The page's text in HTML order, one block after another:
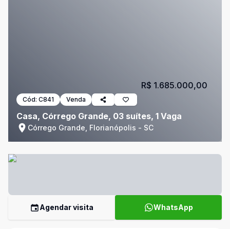
Cód: C841 Venda
Casa, Córrego Grande, 03 suítes, 1 Vaga
Córrego Grande, Florianópolis - SC
R$ 1.685.000,00
Agendar visita WhatsApp